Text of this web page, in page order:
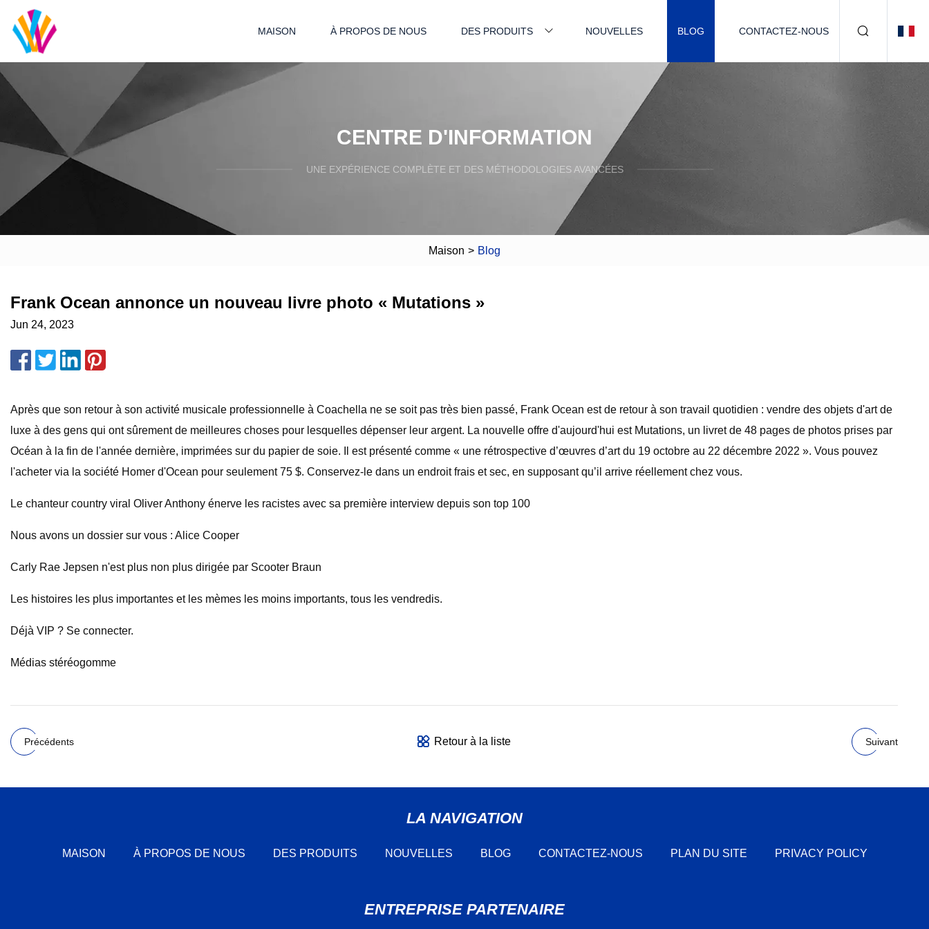
MAISON À PROPOS DE NOUS DES PRODUITS NOUVELLES BLOG CONTACTEZ-NOUS
CENTRE D'INFORMATION
UNE EXPÉRIENCE COMPLÈTE ET DES MÉTHODOLOGIES AVANCÉES
Maison > Blog
Frank Ocean annonce un nouveau livre photo « Mutations »
Jun 24, 2023
Après que son retour à son activité musicale professionnelle à Coachella ne se soit pas très bien passé, Frank Ocean est de retour à son travail quotidien : vendre des objets d'art de
luxe à des gens qui ont sûrement de meilleures choses pour lesquelles dépenser leur argent. La nouvelle offre d'aujourd'hui est Mutations, un livret de 48 pages de photos prises par
Océan à la fin de l'année dernière, imprimées sur du papier de soie. Il est présenté comme « une rétrospective d’œuvres d’art du 19 octobre au 22 décembre 2022 ». Vous pouvez
l'acheter via la société Homer d'Ocean pour seulement 75 $. Conservez-le dans un endroit frais et sec, en supposant qu’il arrive réellement chez vous.
Le chanteur country viral Oliver Anthony énerve les racistes avec sa première interview depuis son top 100
Nous avons un dossier sur vous : Alice Cooper
Carly Rae Jepsen n'est plus non plus dirigée par Scooter Braun
Les histoires les plus importantes et les mèmes les moins importants, tous les vendredis.
Déjà VIP ? Se connecter.
Médias stéréogomme
Précédents Retour à la liste Suivant
LA NAVIGATION
MAISON À PROPOS DE NOUS DES PRODUITS NOUVELLES BLOG CONTACTEZ-NOUS PLAN DU SITE PRIVACY POLICY
ENTREPRISE PARTENAIRE